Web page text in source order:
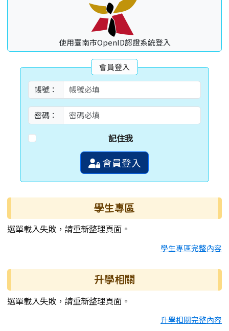
使用臺南市OpenID認證系統登入
會員登入
帳號：
密碼：
記住我
會員登入
學生專區
選單載入失敗，請重新整理頁面。
學生專區完整內容
升學相關
選單載入失敗，請重新整理頁面。
升學相關完整內容